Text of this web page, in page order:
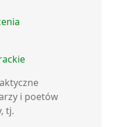
i poetów
tj.